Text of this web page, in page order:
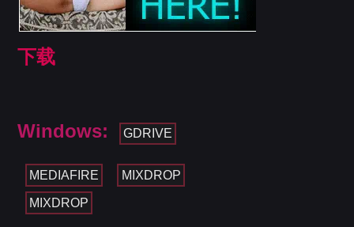
下载
Windows: GDRIVE
MEDIAFIRE MIXDROP
MIXDROP